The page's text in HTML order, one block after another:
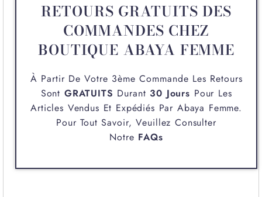
RETOURS GRATUITS DES
COMMANDES CHEZ
BOUTIQUE ABAYA FEMME
À Partir De Votre 3ème Commande Les Retours
Sont GRATUITS Durant 30 Jours Pour Les
Articles Vendus Et Expédiés Par Abaya Femme.
Pour Tout Savoir, Veuillez Consulter
Notre FAQs